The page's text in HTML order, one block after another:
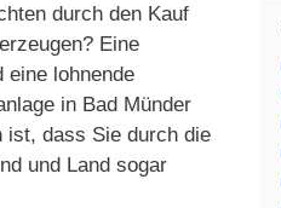
durch den Kauf
Eine
eine lohnende
in Bad Münder
ist, dass Sie durch die
und Land sogar